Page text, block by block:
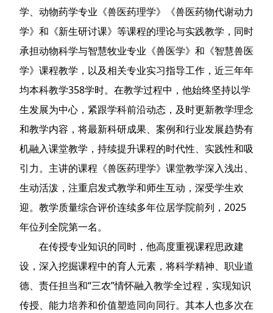
学、动物药学专业《兽医药理学》《兽医药物代谢动力
学》和《新生研讨课》等课程的理论与实践教学，同时
承担动物科学与智慧牧业专业《兽医学》和《智慧兽医
学》课程教学，以及相关专业实习指导工作，近三年年
均本科教学358学时。在教学过程中，他始终坚持以学
生发展为中心，紧跟学科前沿动态，及时更新教学理念
和教学内容，将最新科研成果、案例和行业发展趋势有
机融入课堂教学，持续提升课程的时代性、实践性和吸
引力。主讲的课程《兽医药理学》课堂教学深入浅出、
生动活泼，注重启发式教学和师生互动，深受学生欢
迎。教学质量综合评价连续多年位居学院前列，2025
年位列全院第一名。
在传授专业知识的同时，他高度重视课程思政建
设，深入挖掘课程中的育人元素，将科学精神、职业道
德、责任担当和“三农”情怀融入教学全过程，实现知识
传授、能力培养和价值塑造同向同行。其本人也多次在